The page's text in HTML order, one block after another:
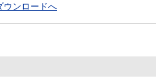
ウンロードへ